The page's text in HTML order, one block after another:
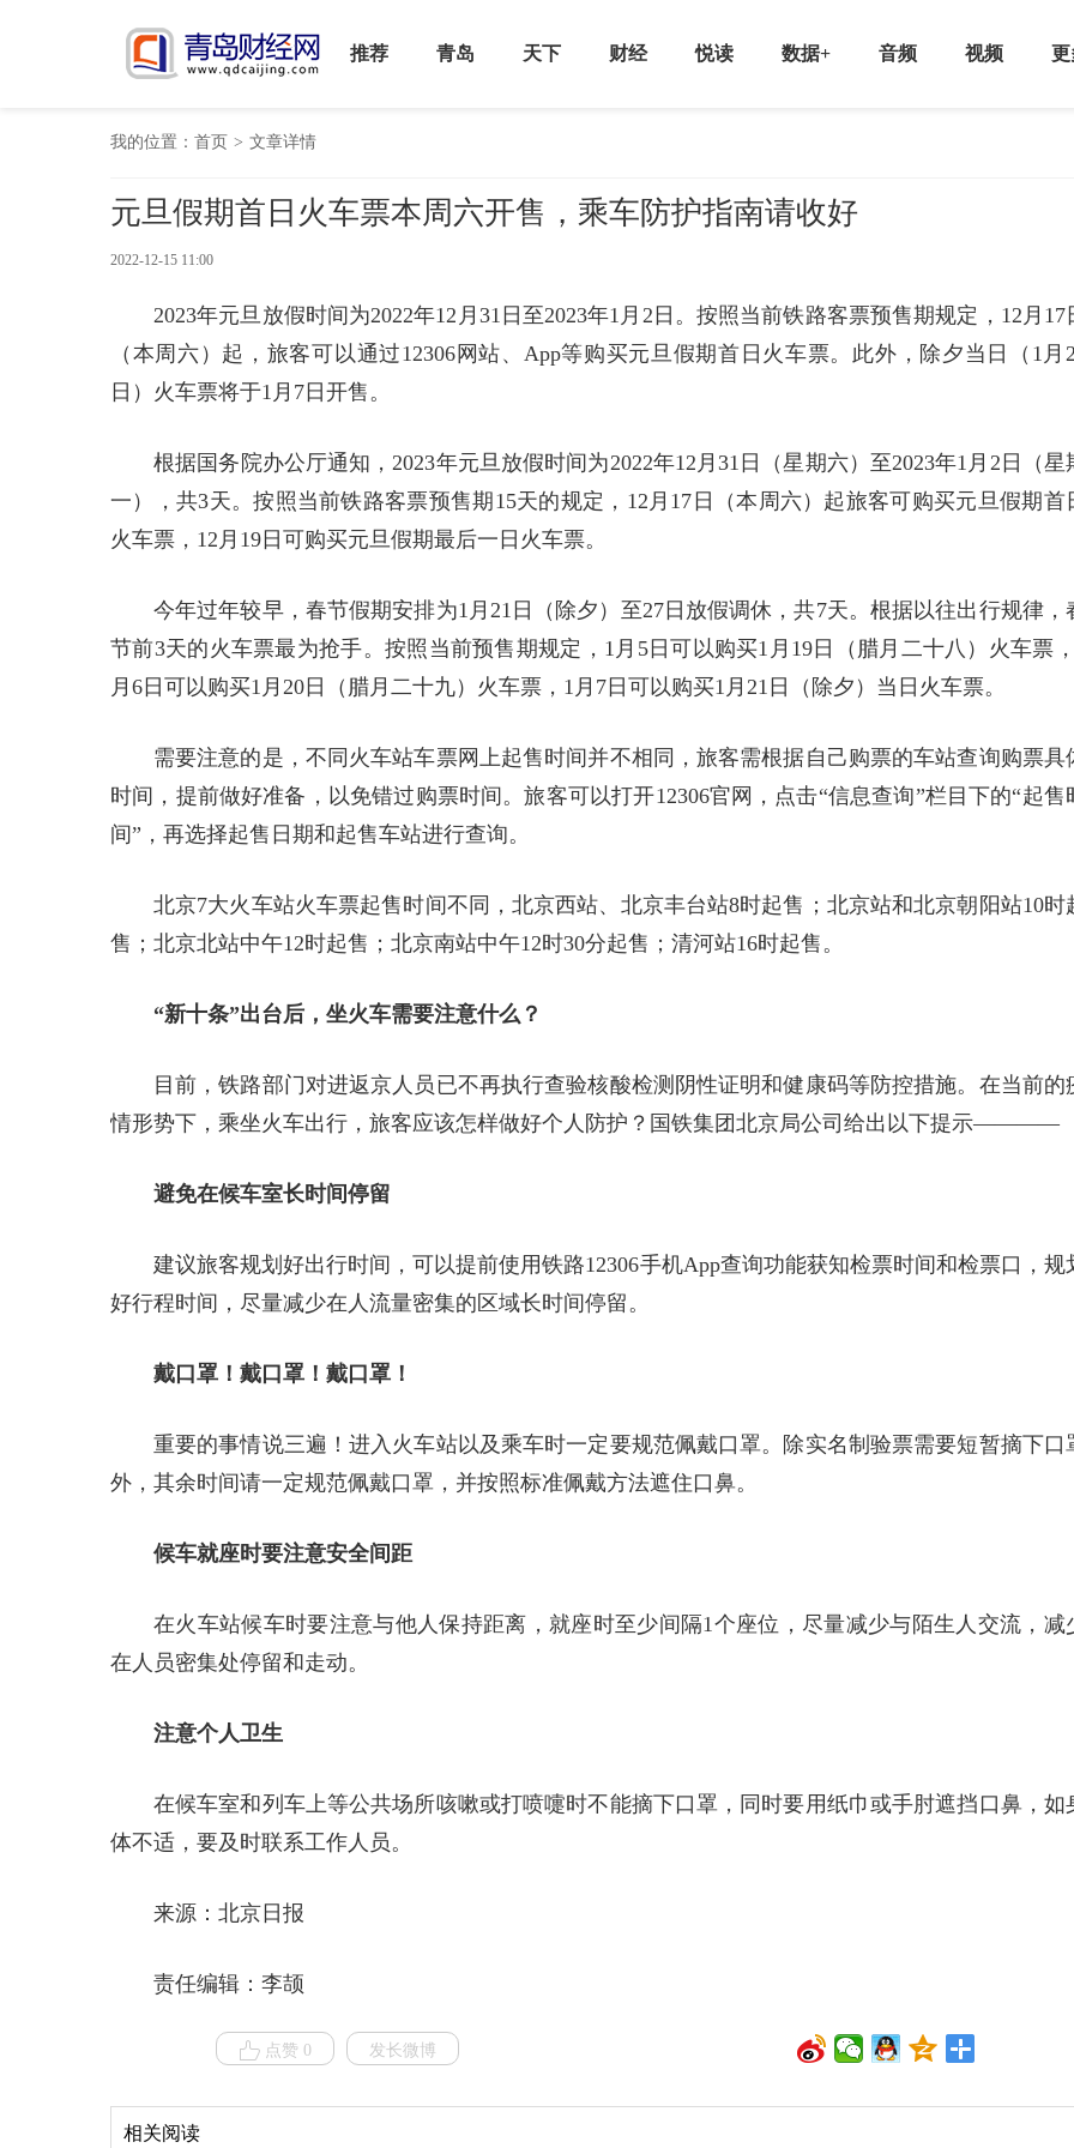
推荐 青岛 天下 财经 悦读 数据+ 音频 视频 更
我的位置： 首页 > 文章详情
元旦假期首日火车票本周六开售，乘车防护指南请收好
2022-12-15 11:00
2023年元旦放假时间为2022年12月31日至2023年1月2日。按照当前铁路客票预售期规定，12月17
（本周六）起，旅客可以通过12306网站、App等购买元旦假期首日火车票。此外，除夕当日（1月
日）火车票将于1月7日开售。
根据国务院办公厅通知，2023年元旦放假时间为2022年12月31日（星期六）至2023年1月2日（星
一），共3天。按照当前铁路客票预售期15天的规定，12月17日（本周六）起旅客可购买元旦假期首
火车票，12月19日可购买元旦假期最后一日火车票。
今年过年较早，春节假期安排为1月21日（除夕）至27日放假调休，共7天。根据以往出行规律，
节前3天的火车票最为抢手。按照当前预售期规定，1月5日可以购买1月19日（腊月二十八）火车票
月6日可以购买1月20日（腊月二十九）火车票，1月7日可以购买1月21日（除夕）当日火车票。
需要注意的是，不同火车站车票网上起售时间并不相同，旅客需根据自己购票的车站查询购票具
时间，提前做好准备，以免错过购票时间。旅客可以打开12306官网，点击“信息查询”栏目下的“起售
间”，再选择起售日期和起售车站进行查询。
北京7大火车站火车票起售时间不同，北京西站、北京丰台站8时起售；北京站和北京朝阳站10时
售；北京北站中午12时起售；北京南站中午12时30分起售；清河站16时起售。
“新十条”出台后，坐火车需要注意什么？
目前，铁路部门对进返京人员已不再执行查验核酸检测阴性证明和健康码等防控措施。在当前的
情形势下，乘坐火车出行，旅客应该怎样做好个人防护？国铁集团北京局公司给出以下提示————
避免在候车室长时间停留
建议旅客规划好出行时间，可以提前使用铁路12306手机App查询功能获知检票时间和检票口，规
好行程时间，尽量减少在人流量密集的区域长时间停留。
戴口罩！戴口罩！戴口罩！
重要的事情说三遍！进入火车站以及乘车时一定要规范佩戴口罩。除实名制验票需要短暂摘下口
外，其余时间请一定规范佩戴口罩，并按照标准佩戴方法遮住口鼻。
候车就座时要注意安全间距
在火车站候车时要注意与他人保持距离，就座时至少间隔1个座位，尽量减少与陌生人交流，减
在人员密集处停留和走动。
注意个人卫生
在候车室和列车上等公共场所咳嗽或打喷嚏时不能摘下口罩，同时要用纸巾或手肘遮挡口鼻，如
体不适，要及时联系工作人员。
来源：北京日报
责任编辑：李颉
点赞 0 发长微博
相关阅读